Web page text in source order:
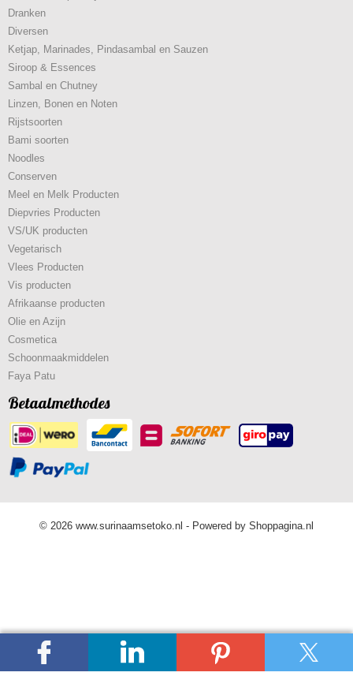
Dranken
Diversen
Ketjap, Marinades, Pindasambal en Sauzen
Siroop & Essences
Sambal en Chutney
Linzen, Bonen en Noten
Rijstsoorten
Bami soorten
Noodles
Conserven
Meel en Melk Producten
Diepvries Producten
VS/UK producten
Vegetarisch
Vlees Producten
Vis producten
Afrikaanse producten
Olie en Azijn
Cosmetica
Schoonmaakmiddelen
Faya Patu
Betaalmethodes
© 2026 www.surinaamsetoko.nl - Powered by Shoppagina.nl